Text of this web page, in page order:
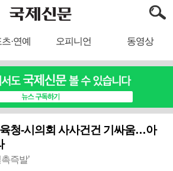
·연예 오피니언 동영상
청-시의회 사사건건 기싸움…아
즉발’